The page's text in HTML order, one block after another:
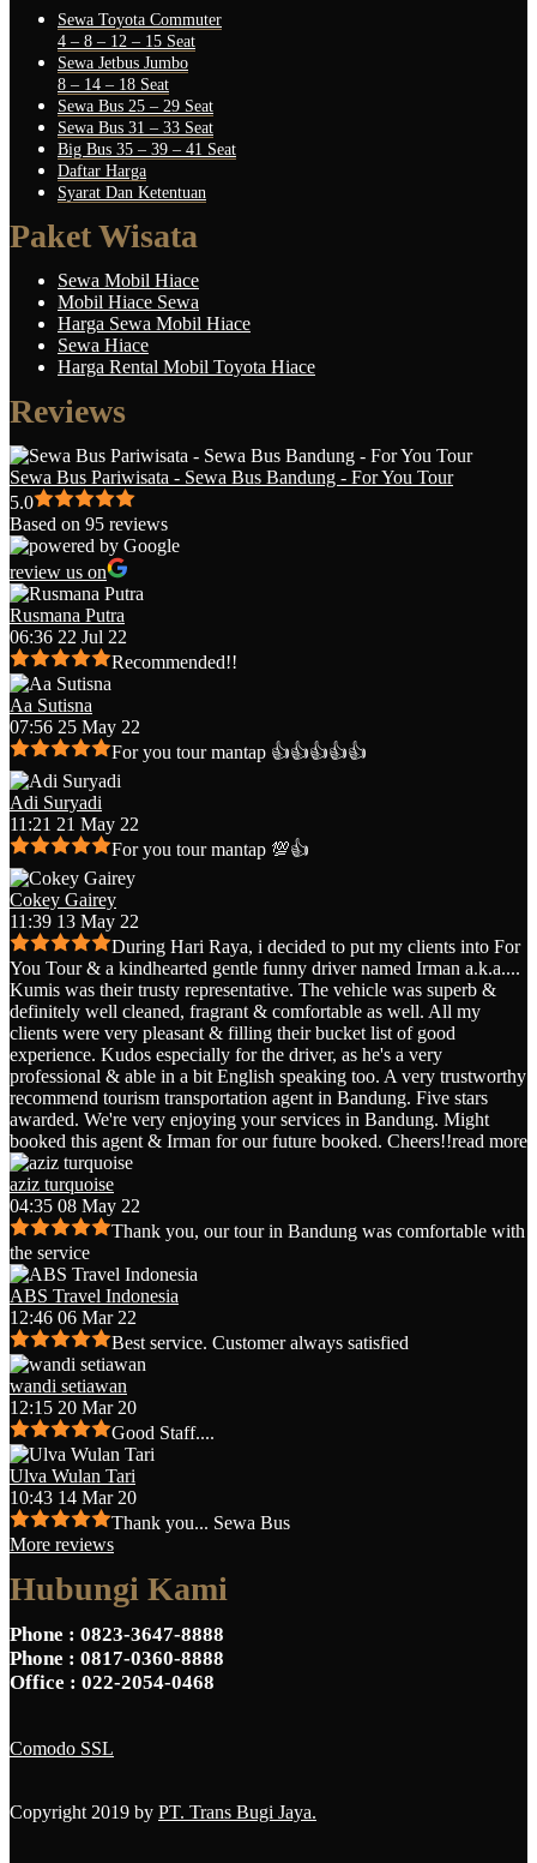
Sewa Toyota Commuter
4 – 8 – 12 – 15 Seat
Sewa Jetbus Jumbo
8 – 14 – 18 Seat
Sewa Bus 25 – 29 Seat
Sewa Bus 31 – 33 Seat
Big Bus 35 – 39 – 41 Seat
Daftar Harga
Syarat Dan Ketentuan
Paket Wisata
Sewa Mobil Hiace
Mobil Hiace Sewa
Harga Sewa Mobil Hiace
Sewa Hiace
Harga Rental Mobil Toyota Hiace
Reviews
Sewa Bus Pariwisata - Sewa Bus Bandung - For You Tour
5.0
Based on 95 reviews
review us on
Rusmana Putra
06:36 22 Jul 22
Recommended!!
Aa Sutisna
07:56 25 May 22
For you tour mantap 👍👍👍👍👍
Adi Suryadi
11:21 21 May 22
For you tour mantap 💯👍
Cokey Gairey
11:39 13 May 22
During Hari Raya, i decided to put my clients into For
You Tour & a kindhearted gentle funny driver named Irman a.k.a....
Kumis was their trusty representative. The vehicle was superb &
definitely well cleaned, fragrant & comfortable as well. All my
clients were very pleasant & filling their bucket list of good
experience. Kudos especially for the driver, as he's a very
professional & able in a bit English speaking too. A very trustworthy
recommend tourism transportation agent in Bandung. Five stars
awarded. We're very enjoying your services in Bandung. Might
booked this agent & Irman for our future booked. Cheers!!read more
aziz turquoise
04:35 08 May 22
Thank you, our tour in Bandung was comfortable with
the service
ABS Travel Indonesia
12:46 06 Mar 22
Best service. Customer always satisfied
wandi setiawan
12:15 20 Mar 20
Good Staff....
Ulva Wulan Tari
10:43 14 Mar 20
Thank you... Sewa Bus
More reviews
Hubungi Kami
Phone : 0823-3647-8888
Phone : 0817-0360-8888
Office : 022-2054-0468
Comodo SSL
Copyright 2019 by PT. Trans Bugi Jaya.